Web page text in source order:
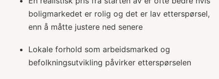
boligmarkedet er rolig og det er lav etterspørsel,
enn å måtte justere ned senere
Lokale forhold som arbeidsmarked og
befolkningsutvikling påvirker etterspørselen